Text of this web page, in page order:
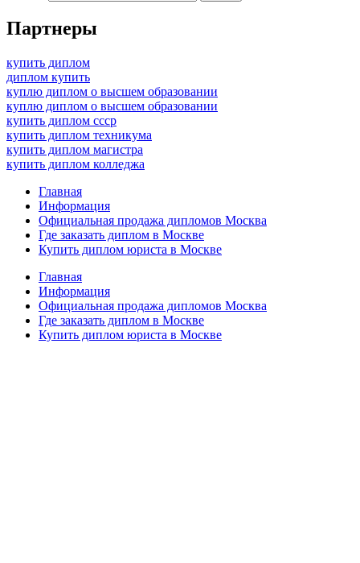
Партнеры
купить диплом
диплом купить
куплю диплом о высшем образовании
куплю диплом о высшем образовании
купить диплом ссср
купить диплом техникума
купить диплом магистра
купить диплом колледжа
Главная
Информация
Официальная продажа дипломов Москва
Где заказать диплом в Москве
Купить диплом юриста в Москве
Главная
Информация
Официальная продажа дипломов Москва
Где заказать диплом в Москве
Купить диплом юриста в Москве